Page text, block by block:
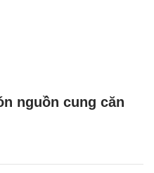
nguồn cung căn